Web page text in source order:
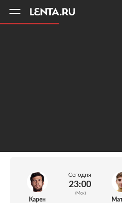
Карен
Сегодня
23:00
(Мск)